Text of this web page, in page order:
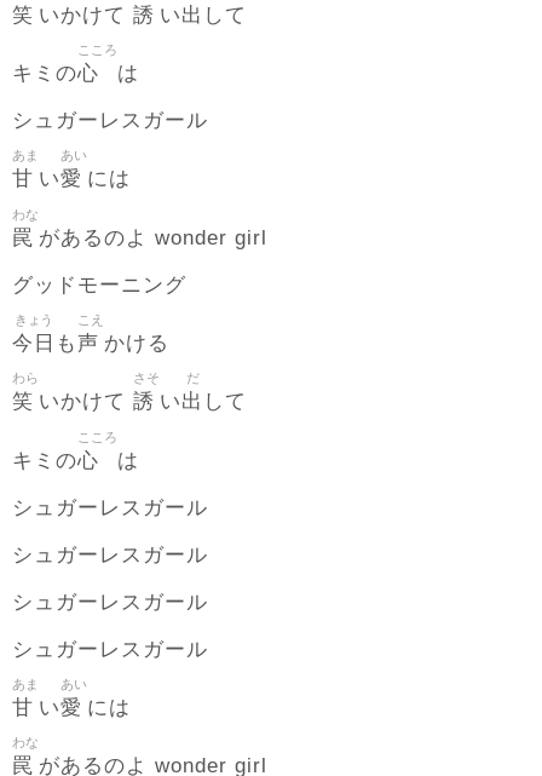
笑 いかけて 誘 い出 して
キミの心
こころ
は
シュガーレスガール
甘
あま
い愛
あい
には
罠
わな
があるのよ wonder girl
グッドモーニング
今日
きょう
も声
こえ
かける
笑
わら
いかけて 誘
さそ
い出
だ
して
キミの心
こころ
は
シュガーレスガール
シュガーレスガール
シュガーレスガール
シュガーレスガール
甘
あま
い愛
あい
には
罠
わな
があるのよ wonder girl